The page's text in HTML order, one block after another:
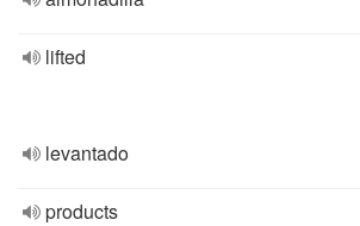
lifted
levantado
products